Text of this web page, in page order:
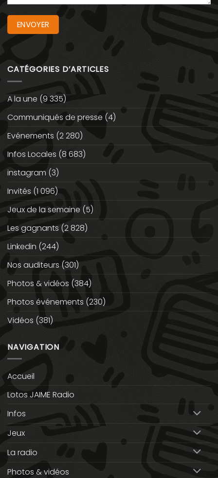
CATÉGORIES D’ARTICLES
A la une (9 335)
Communiqués de presse (4)
Evénements (2 280)
Infos Locales (8 683)
instagram (3)
Invités (1 096)
Jeux de la semaine (5)
Les gagnants (2 828)
Linkedin (244)
Nos auditeurs (301)
Photos & vidéos (384)
Photos événements (230)
Vidéos (381)
NAVIGATION
Accueil
Lotos JAIME Radio
Infos
Jeux
La radio
Photos & vidéos